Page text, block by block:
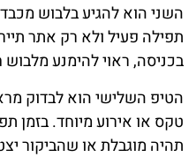
השני הוא להגיע בלבוש
תפילה פעיל ולא רק אתר
בכניסה, ראוי להימנע
הטיפ השלישי הוא לבדוק
טקס או אירוע מיוחד. בזמן
תהיה מוגבלת או שהביקור